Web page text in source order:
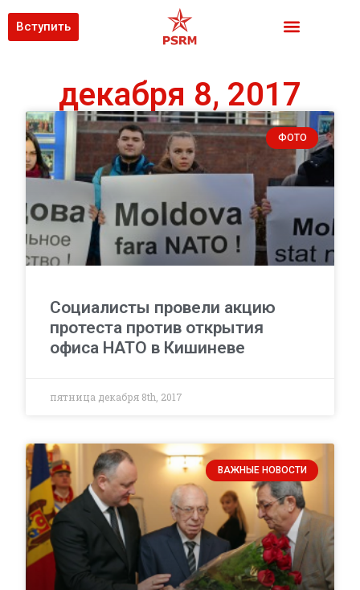
Вступить
декабря 8, 2017
ФОТО
Социалисты провели акцию
протеста против открытия
офиса НАТО в Кишиневе
пятница декабря 8th, 2017
ВАЖНЫЕ НОВОСТИ